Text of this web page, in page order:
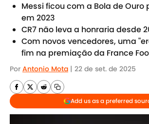
Messi ficou com a Bola de Ouro
em 2023
CR7 não leva a honraria desde
Com novos vencedores, uma
fim na premiação da France
Por Antonio Mota | 22 de set. de 2025
Add us as a preferred